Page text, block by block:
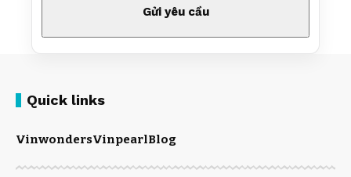
Quick links
VinwondersVinpearlBlog